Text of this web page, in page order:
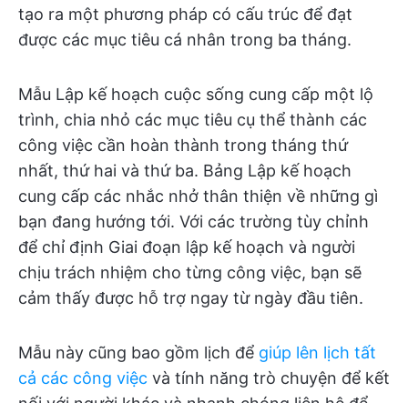
tạo ra một phương pháp có cấu trúc để đạt
được các mục tiêu cá nhân trong ba tháng.
Mẫu Lập kế hoạch cuộc sống cung cấp một lộ
trình, chia nhỏ các mục tiêu cụ thể thành các
công việc cần hoàn thành trong tháng thứ
nhất, thứ hai và thứ ba. Bảng Lập kế hoạch
cung cấp các nhắc nhở thân thiện về những gì
bạn đang hướng tới. Với các trường tùy chỉnh
để chỉ định Giai đoạn lập kế hoạch và người
chịu trách nhiệm cho từng công việc, bạn sẽ
cảm thấy được hỗ trợ ngay từ ngày đầu tiên.
Mẫu này cũng bao gồm lịch để giúp lên lịch tất
cả các công việc và tính năng trò chuyện để kết